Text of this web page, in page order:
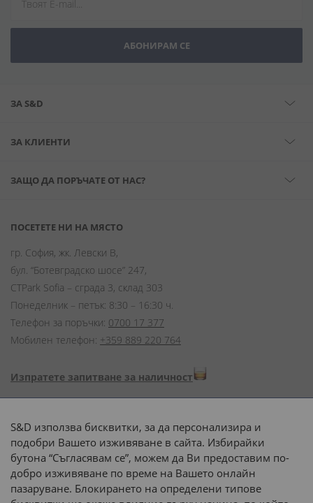
АБОНИРАМ СЕ
ЗА S&D
ЗА КЛИЕНТИ
ЗАЩО ДА ПОРЪЧАТЕ ОТ НАС?
ПОСЕТЕТЕ НИ НА МЯСТО
гр. София, жк. Левски В,
бул. “Ботевградско шосе” 247,
CTPark Sofia – сграда 3, склад 303
Понеделник – петък: 8:30 – 16:30 ч.
Телефон за поръчки: 0700 17 377
Мобилен телефон: +359 889 220 764
Изпратете запитване за наличност
Начини на плащане:
Доставка до адрес с:
S&D използва бисквитки, за да персонализира и
подобри Вашето изживяване в сайта. Избирайки
бутона “Съгласявам се”, можем да Ви предоставим по-
добро изживяване по време на Вашето онлайн
пазаруване. Блокирането на определени типове